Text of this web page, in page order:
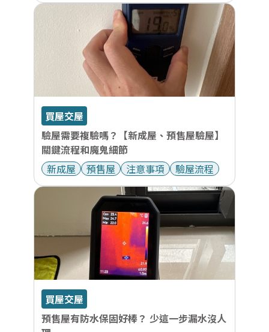
買屋交屋
驗屋需要複驗嗎？【新成屋、預售屋驗屋】
關鍵流程和魔鬼細節
新成屋
預售屋 注意事項 驗屋流程
買屋交屋
預售屋有防水保固好棒？ 少這一步漏水沒人